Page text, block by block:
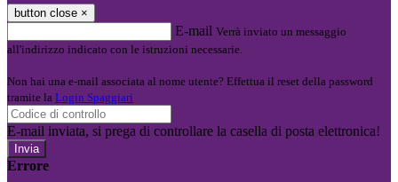
button close ×
E-mail Verrà inviato un messaggio
all'indirizzo indicato con le istruzioni necessarie.
Non hai una e-mail associata al nome utente? Effettua il reset della password
tramite la Login Spaggiari
E-mail inviata, si prega di controllare la casella di posta elettronica!
Errore